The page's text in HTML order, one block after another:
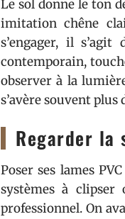
Le sol donne le ton
imitation chêne
s’engager, il
contemporain,
observer à la
s’avère souvent
Regarder la
Poser ses lames
systèmes à
professionnel. On